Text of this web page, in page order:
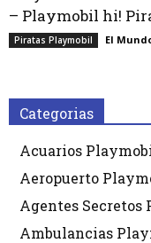
– Playmobil hi!
Piratas Playmobil El
Categorias
Acuarios
Aeropuerto
Agentes Secretos
Ambulancias